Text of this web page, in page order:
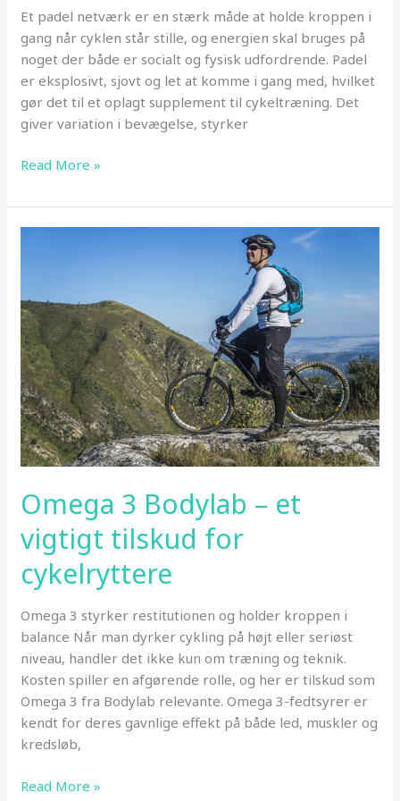
Et padel netværk er en stærk måde at holde kroppen i
gang når cyklen står stille, og energien skal bruges på
noget der både er socialt og fysisk udfordrende. Padel
er eksplosivt, sjovt og let at komme i gang med, hvilket
gør det til et oplagt supplement til cykeltræning. Det
giver variation i bevægelse, styrker
Hvorfor
og
cykling
Read More »
Omega 3 Bodylab – et
vigtigt tilskud for
cykelryttere
Omega 3 styrker restitutionen og holder kroppen i
balance Når man dyrker cykling på højt eller seriøst
niveau, handler det ikke kun om træning og teknik.
Kosten spiller en afgørende rolle, og her er tilskud som
Omega 3 fra Bodylab relevante. Omega 3-fedtsyrer er
kendt for deres gavnlige effekt på både led, muskler og
kredsløb,
Omega
Read More »